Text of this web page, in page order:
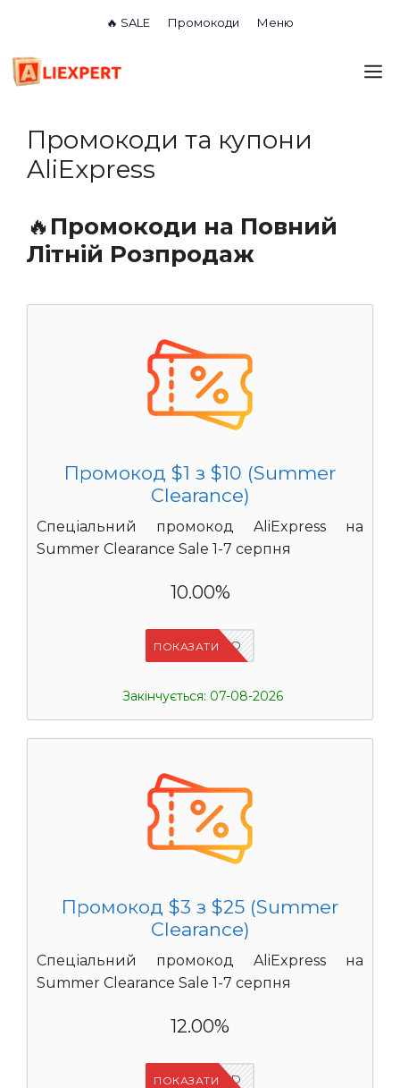
вмісту
🔥 SALE Промокоди Меню
Промокоди та купони
AliExpress
🔥Промокоди на Повний
Літній Розпродаж
Промокод $1 з $10 (Summer
Clearance)
Спеціальний промокод AliExpress на
Summer Clearance Sale 1-7 серпня
10.00%
IFP6ES4O
ПОКАЗАТИ
Закінчується: 07-08-2026
Промокод $3 з $25 (Summer
Clearance)
Спеціальний промокод AliExpress на
Summer Clearance Sale 1-7 серпня
12.00%
IFPZ5PBD
ПОКАЗАТИ